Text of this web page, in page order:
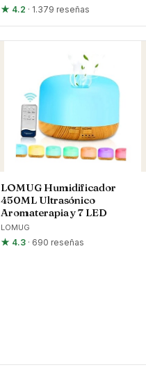
★ 4.2 · 1.379 reseñas
LOMUG Humidificador
450ML Ultrasónico
Aromaterapia y 7 LED
LOMUG
★ 4.3 · 690 reseñas